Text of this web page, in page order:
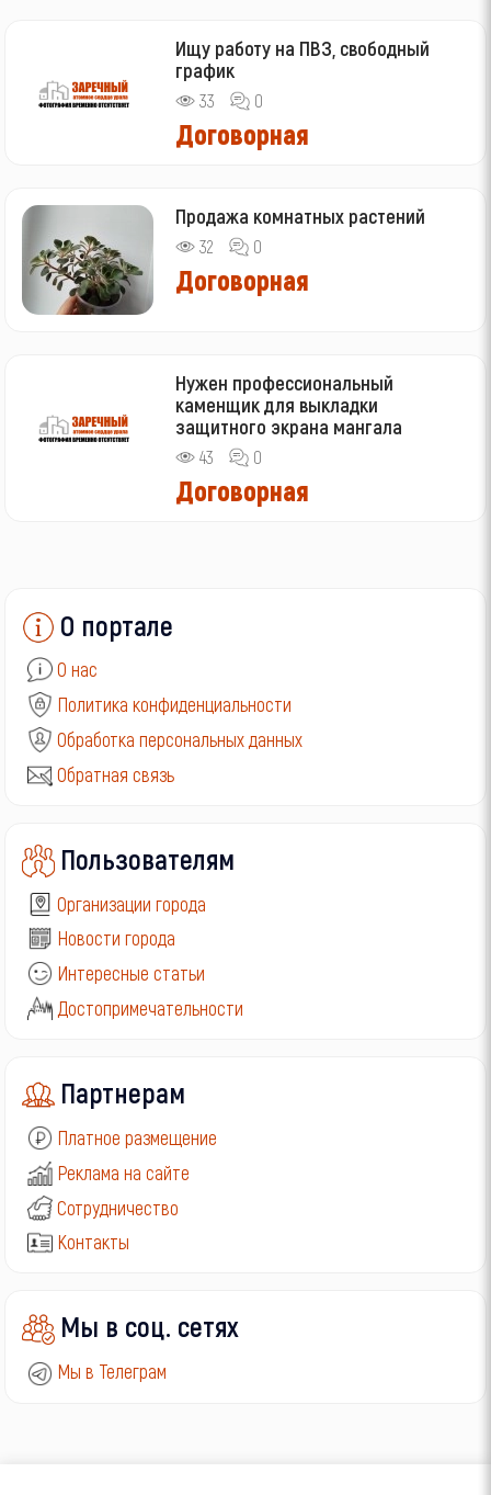
Ищу работу на ПВЗ, свободный
график
33 0
Договорная
Продажа комнатных растений
32 0
Договорная
Нужен профессиональный
каменщик для выкладки
защитного экрана мангала
43 0
Договорная
О портале
О нас
Политика конфиденциальности
Обработка персональных данных
Обратная связь
Пользователям
Организации города
Новости города
Интересные статьи
Достопримечательности
Партнерам
Платное размещение
Реклама на сайте
Сотрудничество
Контакты
Мы в соц. сетях
Мы в Телеграм